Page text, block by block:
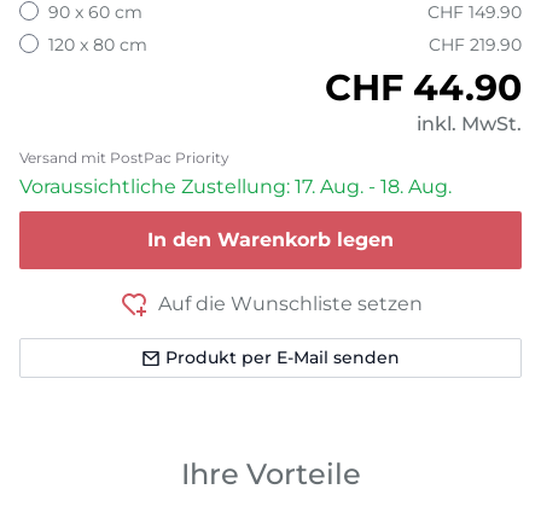
90 x 60 cm
CHF 149.90
120 x 80 cm
CHF 219.90
Normaler
CHF 44.90
inkl. MwSt.
Versand mit PostPac Priority
Voraussichtliche Zustellung: 17. Aug. - 18. Aug.
In den Warenkorb legen
Auf die Wunschliste setzen
Produkt per E-Mail senden
Ihre Vorteile